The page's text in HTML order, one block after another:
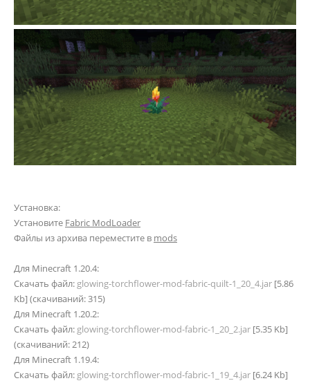
Установка:
Установите Fabric ModLoader
Файлы из архива переместите в mods
Для Minecraft 1.20.4:
Скачать файл: glowing-torchflower-mod-fabric-quilt-1_20_4.jar
Kb] (cкачиваний: 315)
Для Minecraft 1.20.2:
Скачать файл: glowing-torchflower-mod-fabric-1_20_2.jar
(cкачиваний: 212)
Для Minecraft 1.19.4:
Скачать файл: glowing-torchflower-mod-fabric-1_19_4.jar